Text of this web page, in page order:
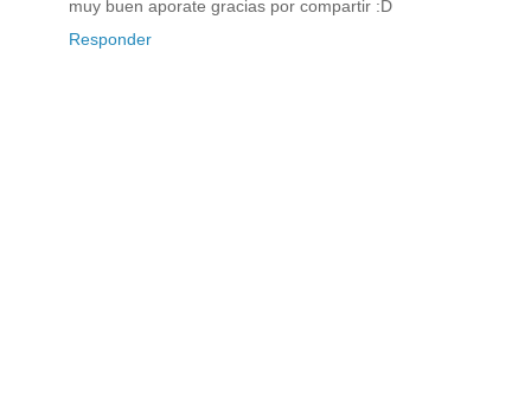
muy buen aporate gracias por compartir :D
Responder